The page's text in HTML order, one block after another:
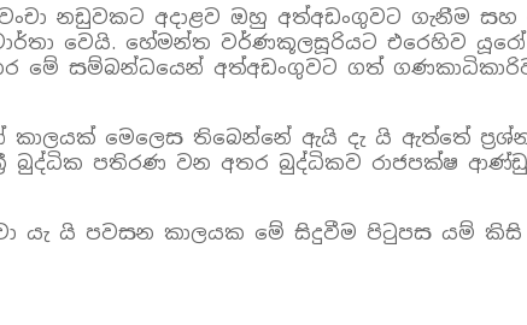
නඩුවකට අදාළව ඔහු අත්අඩංගුවට ගැනීම සහ
වෙයි. හේමන්ත වර්ණකූලසූරියට එරෙහිව යූරෝ
මේ සම්බන්ධයෙන් අත්අඩංගුවට ගත්
මෙලෙස තිබෙන්නේ ඇයි දැ යි ඇත්තේ
බුද්ධික පතිරණ වන අතර බුද්ධිකව රාජපක්ෂ
යි පවසන කාලයක මේ සිදුවීම පිටුපස යම් කිසි